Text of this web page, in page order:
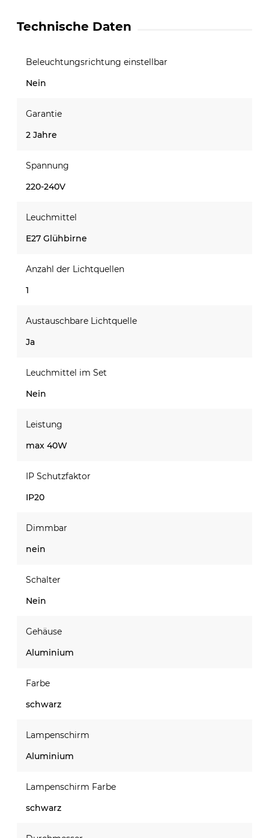
Technische Daten
Beleuchtungsrichtung einstellbar
Nein
Garantie
2 Jahre
Spannung
220-240V
Leuchmittel
E27 Glühbirne
Anzahl der Lichtquellen
1
Austauschbare Lichtquelle
Ja
Leuchmittel im Set
Nein
Leistung
max 40W
IP Schutzfaktor
IP20
Dimmbar
nein
Schalter
Nein
Gehäuse
Aluminium
Farbe
schwarz
Lampenschirm
Aluminium
Lampenschirm Farbe
schwarz